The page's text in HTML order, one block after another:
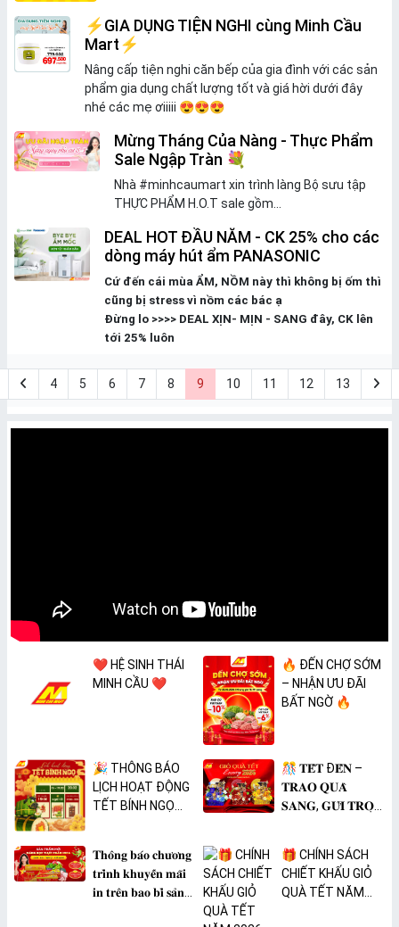
⚡GIA DỤNG TIỆN NGHI cùng Minh Cầu
Mart⚡
Nâng cấp tiện nghi căn bếp của gia đình với các sản
phẩm gia dụng chất lượng tốt và giá hời dưới đây
nhé các mẹ ơiiiii 😍😍😍
Mừng Tháng Của Nàng - Thực Phẩm
Sale Ngập Tràn 💐
Nhà #minhcaumart xin trình làng Bộ sưu tập
THỰC PHẨM H.O.T sale gồm...
DEAL HOT ĐẦU NĂM - CK 25% cho các
dòng máy hút ẩm PANASONIC
Cứ đến cái mùa ẨM, NỒM này thì không bị ốm thì
cũng bị stress vì nồm các bác ạ
Đừng lo >>>> DEAL XỊN- MỊN - SANG đây, CK lên
tới 25% luôn
4 5 6 7 8 9 10 11 12 13
❤️ HỆ SINH THÁI
MINH CẦU ❤️
🔥 ĐẾN CHỢ SỚM
– NHẬN ƯU ĐÃI
BẤT NGỜ 🔥
🎉 THÔNG BÁO
LỊCH HOẠT ĐỘNG
TẾT BÍNH NGỌ
🎊 𝐓𝐄̂́𝐓 Đ𝐄̂́𝐍 –
𝐓𝐑𝐀𝐎 𝐐𝐔𝐀̀
𝐒𝐀𝐍𝐆, 𝐆𝐔̛̉𝐈 𝐓𝐑𝐎̣𝐍
𝐓𝐡𝐨̂𝐧𝐠 𝐛𝐚́𝐨 𝐜𝐡𝐮̛𝐨̛𝐧𝐠
𝐭𝐫𝐢̀𝐧𝐡 𝐤𝐡𝐮𝐲𝐞̂́𝐧 𝐦𝐚̃𝐢
𝐢𝐧 𝐭𝐫𝐞̂𝐧 𝐛𝐚𝐨 𝐛𝐢̀ 𝐬𝐚̉𝐧
🎁 CHÍNH SÁCH
CHIẾT KHẤU GIỎ
QUÀ TẾT NĂM